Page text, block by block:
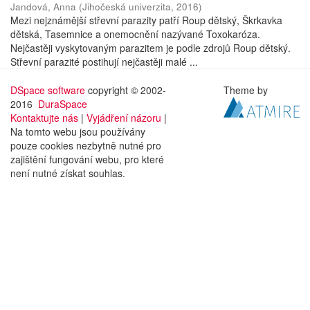
Jandová, Anna (Jihočeská univerzita, 2016)
Mezi nejznámější střevní parazity patří Roup dětský, Škrkavka
dětská, Tasemnice a onemocnění nazývané Toxokaróza.
Nejčastěji vyskytovaným parazitem je podle zdrojů Roup dětský.
Střevní parazité postihují nejčastěji malé ...
DSpace software copyright © 2002-
2016 DuraSpace
Kontaktujte nás | Vyjádření názoru |
Na tomto webu jsou používány
pouze cookies nezbytně nutné pro
zajištění fungování webu, pro které
není nutné získat souhlas.
Theme by